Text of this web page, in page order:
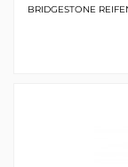
BRIDGESTONE